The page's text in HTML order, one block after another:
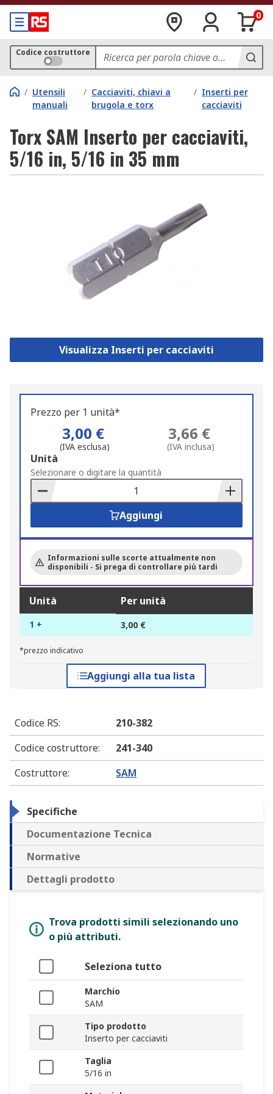
0
Codice costruttore
/ Utensili
manuali
/ Cacciaviti, chiavi a
brugola e torx
/ Inserti per
cacciaviti
Torx SAM Inserto per cacciaviti,
5/16 in, 5/16 in 35 mm
Visualizza Inserti per cacciaviti
Prezzo per 1 unità*
3,00 €
(IVA esclusa)
3,66 €
(IVA inclusa)
Add
to
Basket
Unità
Selezionare o digitare la quantità
Aggiungi
Informazioni sulle scorte attualmente non
disponibili - Si prega di controllare più tardi
Unità Per unità
1 + 3,00 €
*prezzo indicativo
Aggiungi alla tua lista
Codice RS:
210-382
Codice costruttore:
241-340
Costruttore: SAM
Specifiche
Documentazione Tecnica
Normative
Dettagli prodotto
Trova prodotti simili selezionando uno
o più attributi.
Seleziona tutto
Marchio
SAM
Tipo prodotto
Inserto per cacciaviti
Taglia
5/16 in